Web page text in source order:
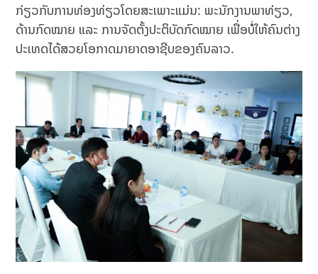
ກ່ຽວກັບການທ່ອງທ່ຽວໂດຍສະເພາະແມ່ນ: ພະນັກງານພາທ່ຽວ,
ດ້ານກົດໝາຍ ແລະ ການຈັດຕັ້ງປະຕິບັດກົດໝາຍ ເພື່ອບໍ່ໃຫ້ຄົນຕ່າງ
ປະເທດໄດ້ສວຍໂອກາດມາຍາດອາຊີບຂອງຄົນລາວ.